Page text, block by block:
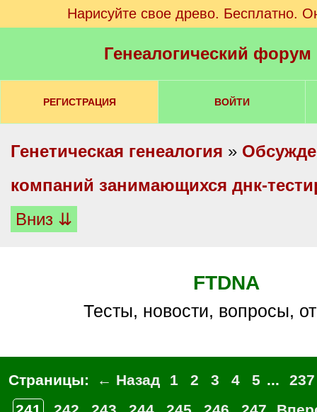
Нарисуйте свое древо. Бесплатно.
Генеалогический
РЕГИСТРАЦИЯ ВОЙТИ
Генетическая генеалогия »
компаний занимающихся днк-
Вниз ⇊
FTDNA
Тесты, новости, вопросы,
Страницы: ← Назад 1 2 3 4 5 ...
237